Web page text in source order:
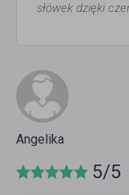
słówek dzięki
Angelika
5/5